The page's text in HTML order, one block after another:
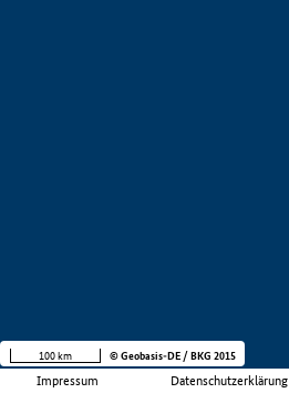
Impressum Datenschutzerklärung
100 km © Geobasis-DE / BKG 2015